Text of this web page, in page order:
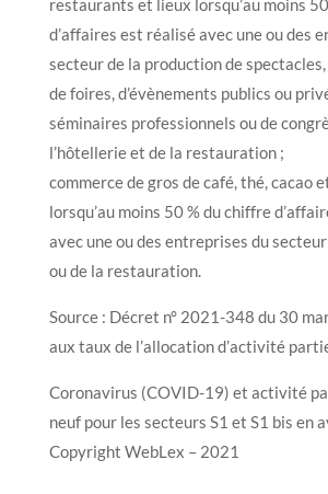
restaurants et lieux lorsqu’au moins
d’affaires est réalisé avec une ou des
secteur de la production de
de foires, d’évènements publics ou
séminaires professionnels ou de
l’hôtellerie et de la restauration ;
commerce de gros de café, thé, cacao
lorsqu’au moins 50 % du chiffre
avec une ou des entreprises du
ou de la restauration.
Source : Décret n° 2021-348 du 30
aux taux de l’allocation d’activité
Coronavirus (COVID-19) et activité
neuf pour les secteurs S1 et S1 bis en
Copyright WebLex – 2021